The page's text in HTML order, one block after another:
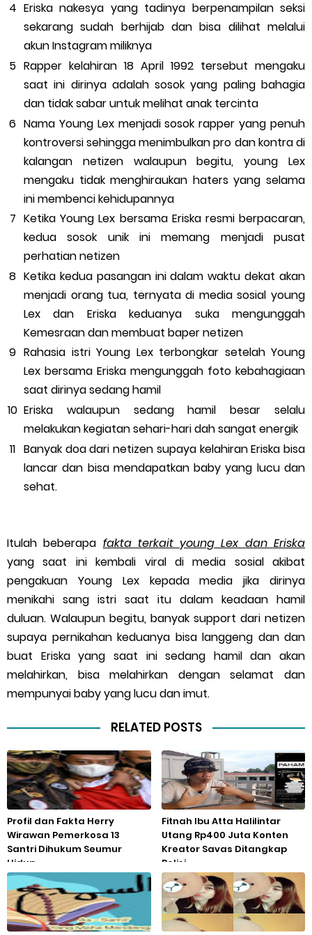
Eriska nakesya yang tadinya berpenampilan seksi
sekarang sudah berhijab dan bisa dilihat melalui
akun Instagram miliknya
Rapper kelahiran 18 April 1992 tersebut mengaku
saat ini dirinya adalah sosok yang paling bahagia
dan tidak sabar untuk melihat anak tercinta
Nama Young Lex menjadi sosok rapper yang penuh
kontroversi sehingga menimbulkan pro dan kontra di
kalangan netizen walaupun begitu, young Lex
mengaku tidak menghiraukan haters yang selama
ini membenci kehidupannya
Ketika Young Lex bersama Eriska resmi berpacaran,
kedua sosok unik ini memang menjadi pusat
perhatian netizen
Ketika kedua pasangan ini dalam waktu dekat akan
menjadi orang tua, ternyata di media sosial young
Lex dan Eriska keduanya suka mengunggah
Kemesraan dan membuat baper netizen
Rahasia istri Young Lex terbongkar setelah Young
Lex bersama Eriska mengunggah foto kebahagiaan
saat dirinya sedang hamil
Eriska walaupun sedang hamil besar selalu
melakukan kegiatan sehari-hari dah sangat energik
Banyak doa dari netizen supaya kelahiran Eriska bisa
lancar dan bisa mendapatkan baby yang lucu dan
sehat.
Itulah beberapa fakta terkait young Lex dan Eriska
yang saat ini kembali viral di media sosial akibat
pengakuan Young Lex kepada media jika dirinya
menikahi sang istri saat itu dalam keadaan hamil
duluan. Walaupun begitu, banyak support dari netizen
supaya pernikahan keduanya bisa langgeng dan dan
buat Eriska yang saat ini sedang hamil dan akan
melahirkan, bisa melahirkan dengan selamat dan
mempunyai baby yang lucu dan imut.
RELATED POSTS
Profil dan Fakta Herry
Wirawan Pemerkosa 13
Santri Dihukum Seumur
Hidup
Fitnah Ibu Atta Halilintar
Utang Rp400 Juta Konten
Kreator Savas Ditangkap
Polisi